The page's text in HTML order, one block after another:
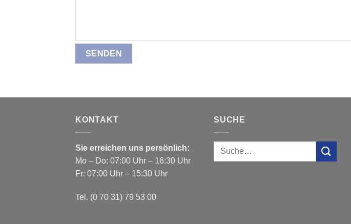
KONTAKT
Sie erreichen uns persönlich:
Mo – Do: 07:00 Uhr – 16:30 Uhr
Fr: 07:00 Uhr – 15:30 Uhr
Tel. (0 70 31) 79 53 00
SUCHE